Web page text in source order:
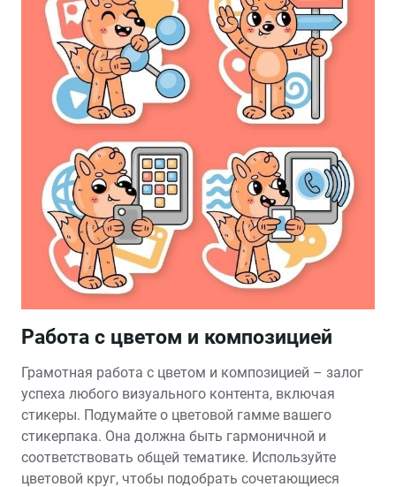
Работа с цветом и композицией
Грамотная работа с цветом и композицией – залог
успеха любого визуального контента, включая
стикеры. Подумайте о цветовой гамме вашего
стикерпака. Она должна быть гармоничной и
соответствовать общей тематике. Используйте
цветовой круг, чтобы подобрать сочетающиеся